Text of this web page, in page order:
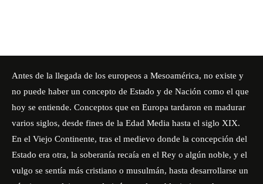
Antes de la llegada de los europeos a Mesoamérica, no existe y
no puede haber un concepto de Estado y de Nación como el que
hoy se entiende. Conceptos que en Europa tardaron en madurar
varios siglos, desde fines de la Edad Media hasta el siglo XIX.
En el Viejo Continente, tras el medievo donde la concepción del
Estado era otra, la soberanía recaía en el Rey o algún noble, y el
vulgo se sentía más cristiano o musulmán, hasta desarrollarse un